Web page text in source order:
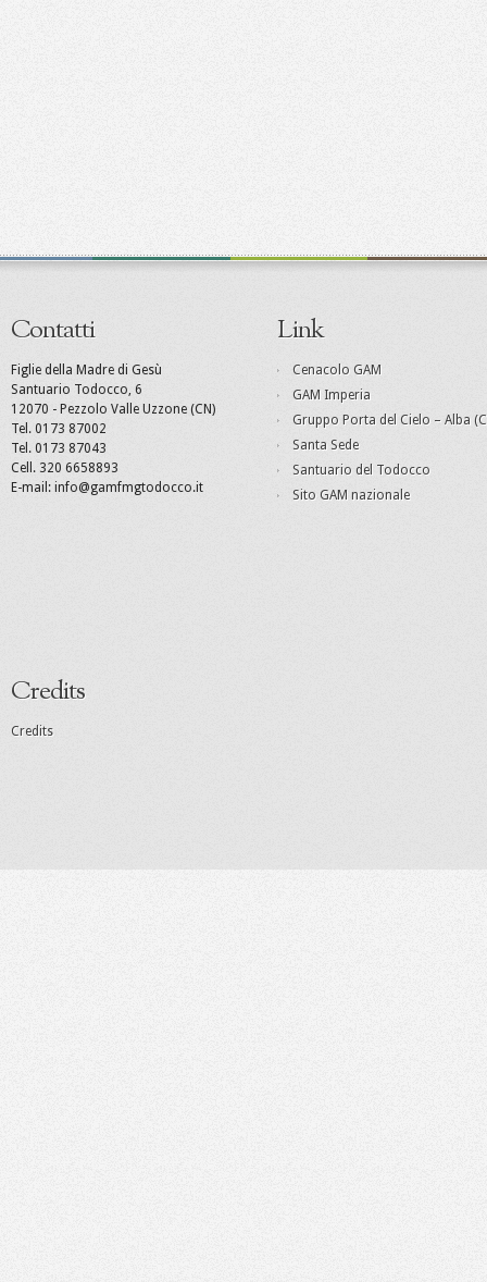
Contatti
Figlie della Madre di Gesù
Santuario Todocco, 6
12070 - Pezzolo Valle Uzzone (CN)
Tel. 0173 87002
Tel. 0173 87043
Cell. 320 6658893
E-mail: info@gamfmgtodocco.it
Link
Cenacolo GAM
GAM Imperia
Gruppo Porta del Cielo – Alba
Santa Sede
Santuario del Todocco
Sito GAM nazionale
Credits
Credits